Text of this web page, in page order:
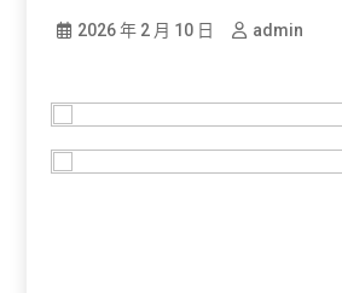
2026 年 2 月 10 日 admin